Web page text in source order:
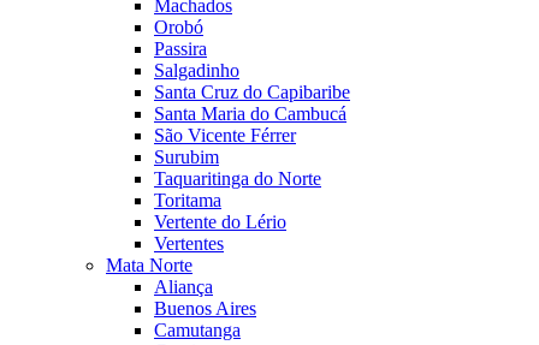
Machados
Orobó
Passira
Salgadinho
Santa Cruz do Capibaribe
Santa Maria do Cambucá
São Vicente Férrer
Surubim
Taquaritinga do Norte
Toritama
Vertente do Lério
Vertentes
Mata Norte
Aliança
Buenos Aires
Camutanga